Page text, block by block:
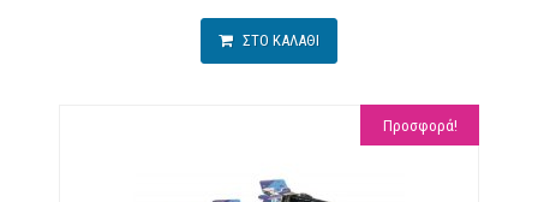
ΣΤΟ ΚΑΛΑΘΙ
Προσφορά!